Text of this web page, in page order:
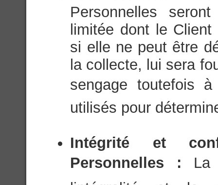
Personnelles
limitée dont le
si elle ne peut être
la collecte, lui sera
sengage toutefois
utilisés pour
Intégrité et
Personnelles : La